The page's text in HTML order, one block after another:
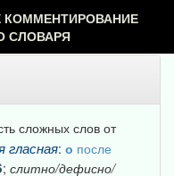
СЛОВАРЯ
сложных слов от
гласная: о после
; слитно/дефисно/